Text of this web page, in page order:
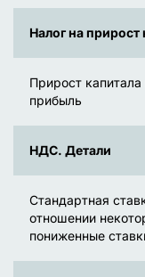
Налог на прирост
Прирост
прибыль
НДС. Детали
Стандартная
отношении
пониженные